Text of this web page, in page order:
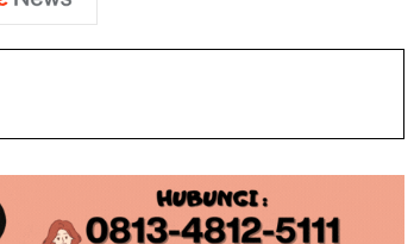
AHY Siapkan Proyek Tanggul
Raksasa Sepanjang 575 KM